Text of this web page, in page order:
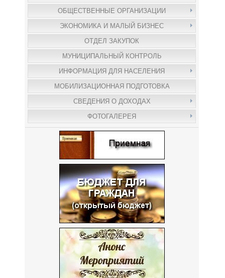
ОБЩЕСТВЕННЫЕ ОРГАНИЗАЦИИ
ЭКОНОМИКА И МАЛЫЙ БИЗНЕС
ОТДЕЛ ЗАКУПОК
МУНИЦИПАЛЬНЫЙ КОНТРОЛЬ
ИНФОРМАЦИЯ ДЛЯ НАСЕЛЕНИЯ
МОБИЛИЗАЦИОННАЯ ПОДГОТОВКА
СВЕДЕНИЯ О ДОХОДАХ
ФОТОГАЛЕРЕЯ